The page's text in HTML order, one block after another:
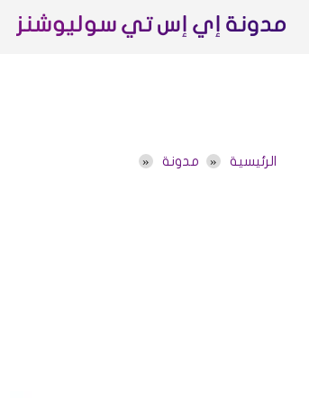
مدونة إي إس تي سوليوشنز
الرئيسية مدونة